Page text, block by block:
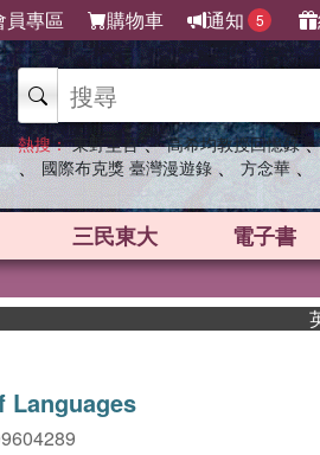
員專區 購物車 通知 5
熱搜： 東野圭吾 、 高希均教授回憶錄
、 國際布克獎 臺灣漫遊錄 、 方念華 、
三民東大 電子書
英國
Languages